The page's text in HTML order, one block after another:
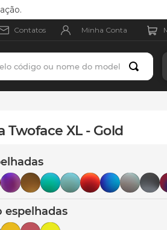
Contatos Minha Conta
código ou nome do modelo
Twoface XL - Gold
espelhadas